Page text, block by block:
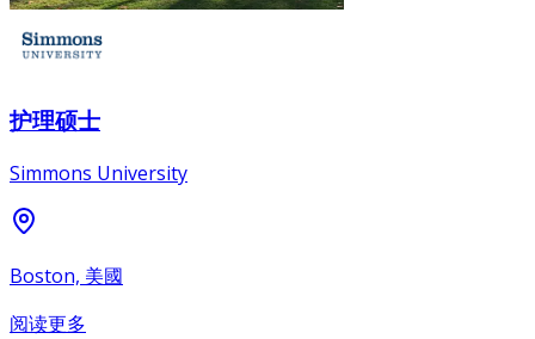
护理硕士
Simmons University
Boston, 美國
阅读更多